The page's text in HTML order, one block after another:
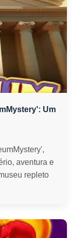
Um
aventura e
repleto